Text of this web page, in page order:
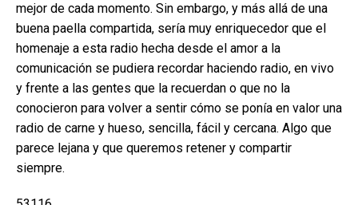
mejor de cada momento. Sin embargo, y más allá de una
buena paella compartida, sería muy enriquecedor que el
homenaje a esta radio hecha desde el amor a la
comunicación se pudiera recordar haciendo radio, en vivo
y frente a las gentes que la recuerdan o que no la
conocieron para volver a sentir cómo se ponía en valor una
radio de carne y hueso, sencilla, fácil y cercana. Algo que
parece lejana y que queremos retener y compartir
siempre.